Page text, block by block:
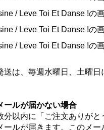
は、毎週水曜日、土曜日
ルが届かない場合
分以内に「ご注文ありがと
ールが届きます。このメー